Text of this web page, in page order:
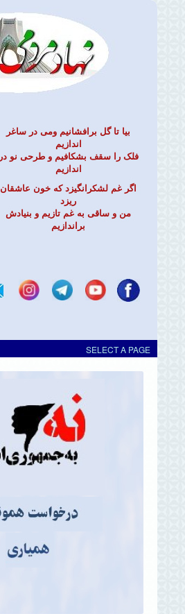
بیا تا گل برافشانیم ومی در ساغر
اندازیم
فلک را سقف بشکافیم و طرحی نو در
اندازیم
اگر غم لشکرانگیزد که خون عاشقان
ریزد
من و ساقی به غم تازیم و بنیادش
براندازیم